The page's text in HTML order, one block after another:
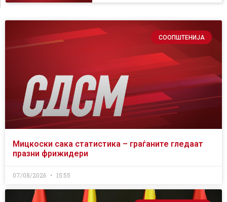
СООПШТЕНИЈА
Мицкоски сака статистика – граѓаните гледаат
празни фрижидери
07/08/2026 15:55